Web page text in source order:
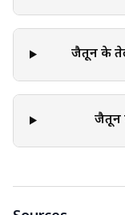
जैतून के
जैतून